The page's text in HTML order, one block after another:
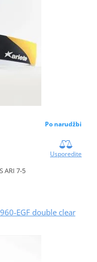
Po narudžbi
Usporedite
ARI 7-5
EGF double clear